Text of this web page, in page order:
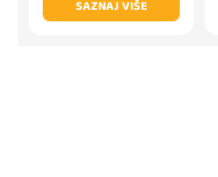
SAZNAJ VIŠE